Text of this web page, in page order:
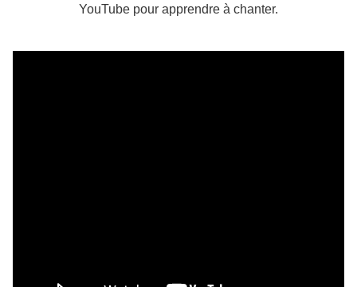
YouTube pour apprendre à chanter.